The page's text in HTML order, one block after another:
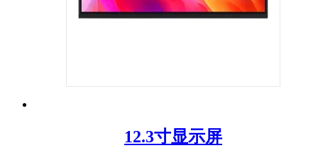
12.3寸显示屏